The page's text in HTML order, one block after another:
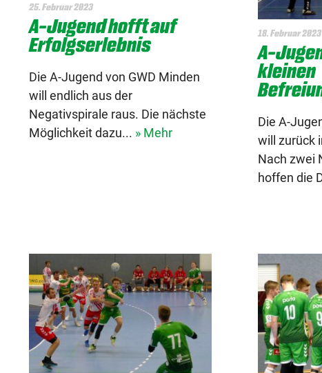
25. Februar 2023
A-Jugend hofft auf
Erfolgserlebnis
Die A-Jugend von GWD Minden
will endlich aus der
Negativspirale raus. Die nächste
Möglichkeit dazu... » Mehr
18. Februar 2023
A-
kleinen
Die A-
will zurück
Nach zwei
hoffen die